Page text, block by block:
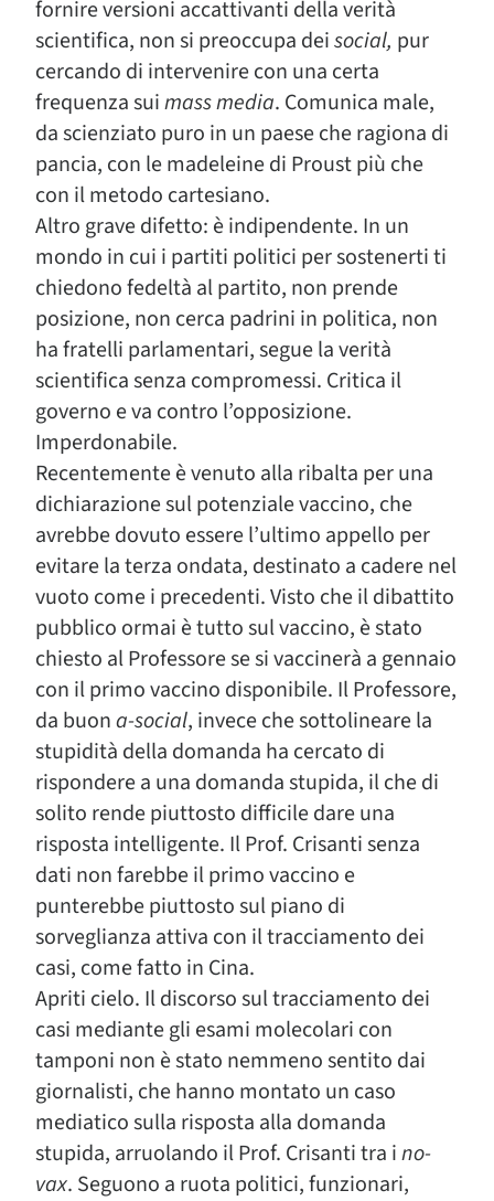
fornire versioni accattivanti della verità
scientifica, non si preoccupa deisocial, pur
cercando di intervenire con una certa
frequenza suimass media. Comunica male,
da scienziato puro in un paese che ragiona di
pancia, con le madeleine di Proust più che
con il metodo cartesiano.
Altro grave difetto: è indipendente. In un
mondo in cui i partiti politici per sostenerti ti
chiedono fedeltà al partito, non prende
posizione, non cerca padrini in politica, non
ha fratelli parlamentari, segue la verità
scientifica senza compromessi. Critica il
governo e va contro l’opposizione.
Imperdonabile.
Recentemente è venuto alla ribalta per una
dichiarazione sul potenziale vaccino, che
avrebbe dovuto essere l’ultimo appello per
evitare la terza ondata, destinato a cadere nel
vuoto come i precedenti. Visto che il dibattito
pubblico ormai è tutto sul vaccino, è stato
chiesto al Professore se si vaccinerà a gennaio
con il primo vaccino disponibile. Il Professore,
da buona-social, invece che sottolineare la
stupidità della domanda ha cercato di
rispondere a una domanda stupida, il che di
solito rende piuttosto difficile dare una
risposta intelligente. Il Prof. Crisanti senza
dati non farebbe il primo vaccino e
punterebbe piuttosto sul piano di
sorveglianza attiva con il tracciamento dei
casi, come fatto in Cina.
Apriti cielo. Il discorso sul tracciamento dei
casi mediante gli esami molecolari con
tamponi non è stato nemmeno sentito dai
giornalisti, che hanno montato un caso
mediatico sulla risposta alla domanda
stupida, arruolando il Prof. Crisanti tra ino-
vax. Seguono a ruota politici, funzionari,